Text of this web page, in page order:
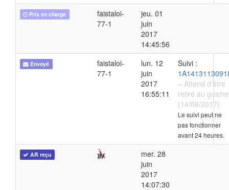
Pris en charge
faistaloi-
77-1
jeu. 01
juin
2017
14:45:56
Envoyé
faistaloi-
77-1
lun. 12
juin
2017
16:55:11
Suivi :
– Attend d'être
retiré au
(14/06/2017)
Le suivi peut ne
pas fonctionner
avant 24 heures.
AR reçu
mer. 28
juin
2017
14:07:30